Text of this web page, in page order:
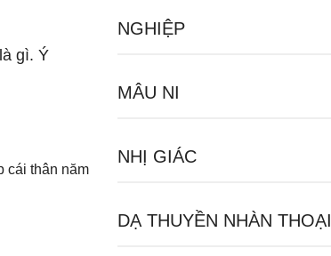
gì. Ý
cái thân năm
NGHIỆP
MÂU NI
NHỊ GIÁC
DẠ THUYỀN NHÀN THOẠI